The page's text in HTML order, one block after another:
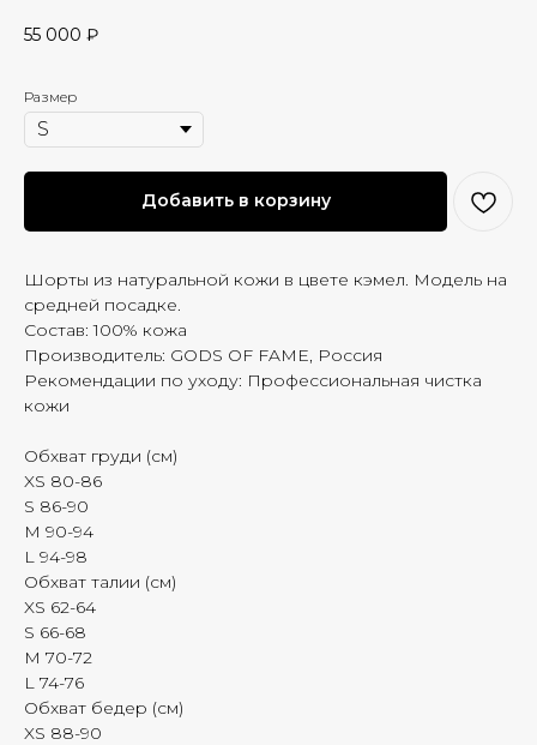
55 000 ₽
Размер
Добавить в корзину
Шорты из натуральной кожи в цвете кэмел. Модель на
средней посадке.
Состав: 100% кожа
Производитель: GODS OF FAME, Россия
Рекомендации по уходу: Профессиональная чистка
кожи
Обхват груди (см)
XS 80-86
S 86-90
M 90-94
L 94-98
Обхват талии (см)
XS 62-64
S 66-68
M 70-72
L 74-76
Обхват бедер (см)
XS 88-90